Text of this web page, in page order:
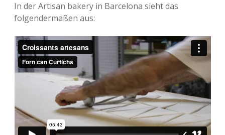
In der Artisan bakery in Barcelona sieht das
folgendermaßen aus: